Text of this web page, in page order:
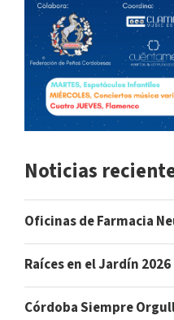
Noticias
Oficinas de Farmacia
Raíces en el Jardín 2026
Córdoba Siempre